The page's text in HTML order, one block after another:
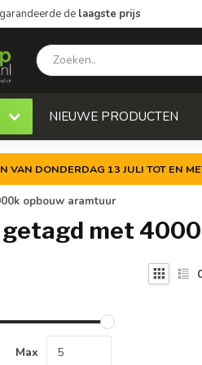
de laagste prijs
NIEUWE PRODUCTEN
VAN DONDERDAG 13 JULI TOT EN
opbouw aramtuur
met
Max